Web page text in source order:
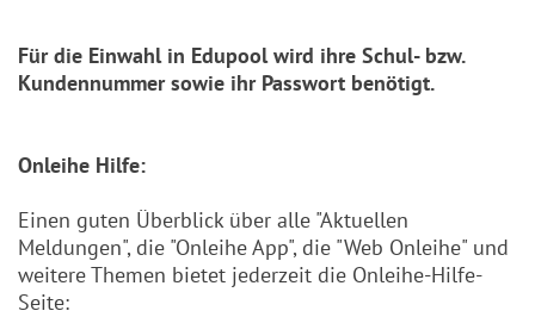
Für die Einwahl in Edupool wird ihre Schul- bzw.
Kundennummer sowie ihr Passwort benötigt.
Onleihe Hilfe:
Einen guten Überblick über alle "Aktuellen
Meldungen", die "Onleihe App", die "Web Onleihe" und
weitere Themen bietet jederzeit die Onleihe-Hilfe-
Seite: